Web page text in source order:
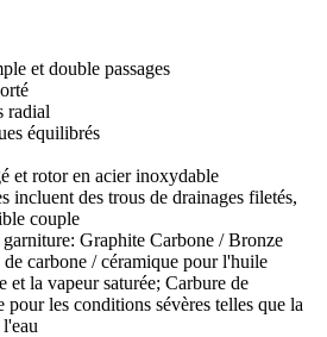
et double passages
radial
équilibrés
et rotor en acier inoxydable
incluent des trous de drainages filetés,
couple
Graphite Carbone / Bronze
carbone / céramique pour l'huile
et la vapeur saturée; Carbure de
pour les conditions sévères telles que la